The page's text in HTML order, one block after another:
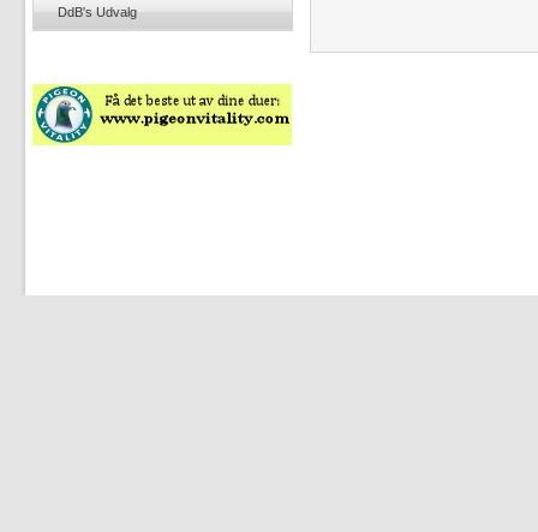
DdB's Udvalg